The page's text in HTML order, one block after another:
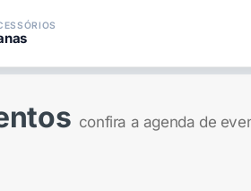
confira a agenda de